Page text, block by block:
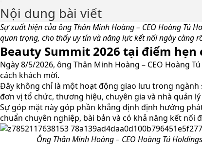
Nội dung bài viết
Sự xuất hiện của ông Thân Minh Hoàng – CEO Hoàng Tú
quan trọng, cho thấy uy tín và năng lực kết nối ngày càng
Beauty Summit 2026 tại điểm
Ngày 8/5/2026, ông Thân Minh Hoàng – CEO Hoàng
cách khách mời.
Đây không chỉ là một hoạt động giao lưu trong ngành
đơn vị tổ chức, thương hiệu, chuyên gia và nhà quản
Sự góp mặt này góp phần khẳng định định hướng
chuẩn chuyên nghiệp, bài bản và có khả năng kết nối
Ông Thân Minh Hoàng – CEO Hoàng Tú